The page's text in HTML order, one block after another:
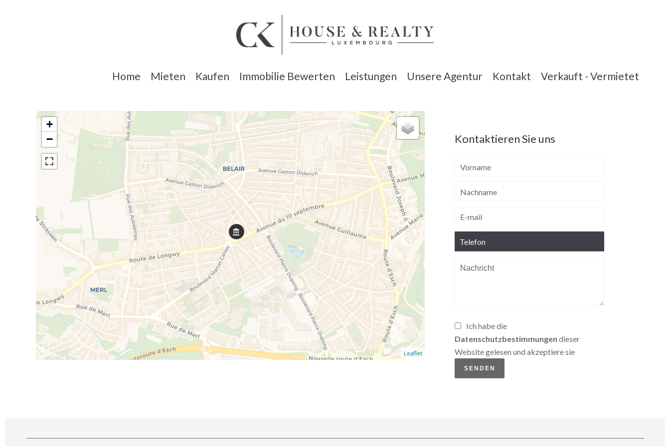
Home Mieten Kaufen Immobilie Bewerten Leistungen Unsere Agentur Kontakt Verkauft - Vermietet
+
−
Leaflet
Kontaktieren Sie uns
Ich habe die
Datenschutzbestimmungen dieser
Website gelesen und akzeptiere sie
SENDEN